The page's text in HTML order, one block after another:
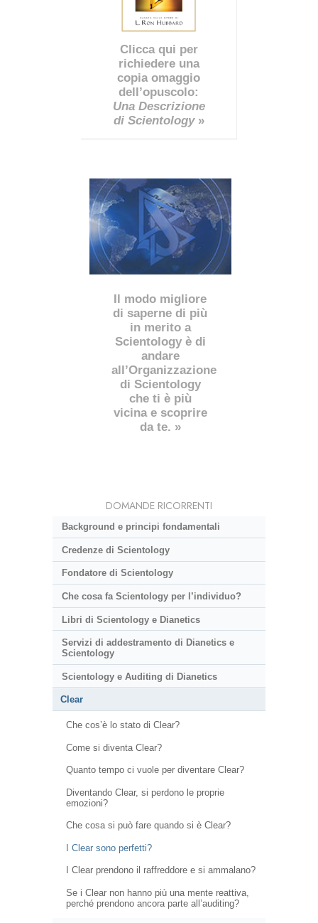
Clicca qui per
richiedere una
copia omaggio
dell’opuscolo:
Una Descrizione
di Scientology»
Il modo migliore
di saperne di più
in merito a
Scientology è di
andare
all’Organizzazione
di Scientology
che ti è più
vicina e scoprire
da te. »
DOMANDE RICORRENTI
Background e principi fondamentali
Credenze di Scientology
Fondatore di Scientology
Che cosa fa Scientology per l’individuo?
Libri di Scientology e Dianetics
Servizi di addestramento di Dianetics e
Scientology
Scientology e Auditing di Dianetics
Clear
Che cos’è lo stato di Clear?
Come si diventa Clear?
Quanto tempo ci vuole per diventare Clear?
Diventando Clear, si perdono le proprie
emozioni?
Che cosa si può fare quando si è Clear?
I Clear sono perfetti?
I Clear prendono il raffreddore e si ammalano?
Se i Clear non hanno più una mente reattiva,
perché prendono ancora parte all’auditing?